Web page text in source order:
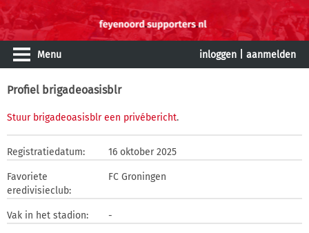
Menu inloggen aanmelden
Profiel brigadeoasisblr
Stuur brigadeoasisblr een privébericht.
Registratiedatum: 16 oktober 2025
Favoriete
eredivisieclub:
FC Groningen
Vak in het stadion: -